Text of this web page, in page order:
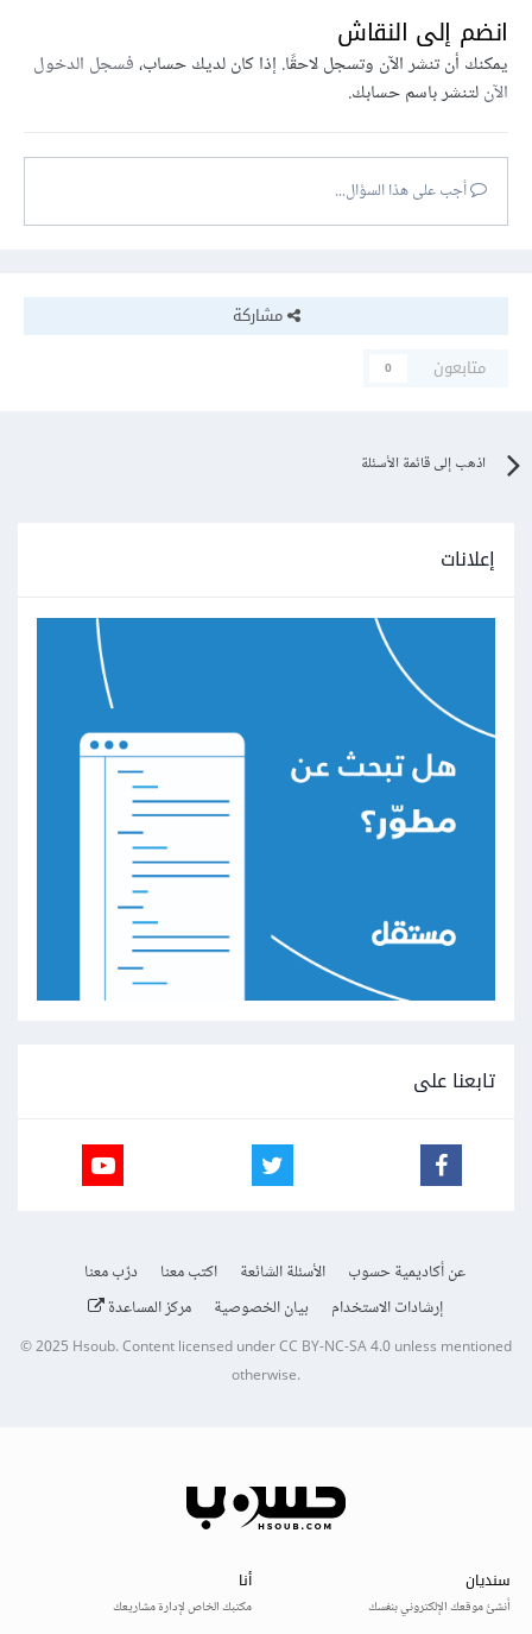
انضم إلى النقاش
يمكنك أن تنشر الآن وتسجل لاحقًا. إذا كان لديك حساب،فسجل الدخول
الآنلتنشر باسم حسابك.
أجب على هذا السؤال...
مشاركة
متابعون
0
اذهب إلى قائمة الأسئلة
إعلانات
تابعنا على
عن أكاديمية حسوب الأسئلة الشائعة اكتب معنا
درّب معنا
إرشادات الاستخدام
بيان الخصوصية مركز المساعدة
© 2025Hsoub.Content licensed underCC BY-NC-SA 4.0unless mentioned
otherwise.